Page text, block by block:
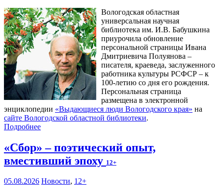
Вологодская областная
универсальная научная
библиотека им. И.В. Бабушкина
приурочила обновление
персональной страницы Ивана
Дмитриевича Полуянова –
писателя, краеведа, заслуженного
работника культуры РСФСР – к
100‑летию со дня его рождения.
Персональная страница
размещена в электронной
энциклопедии «Выдающиеся люди Вологодского края» на
сайте Вологодской областной библиотеки.
Подробнее
«Сбор» – поэтический опыт,
вместивший эпоху 12+
05.08.2026 Новости, 12+